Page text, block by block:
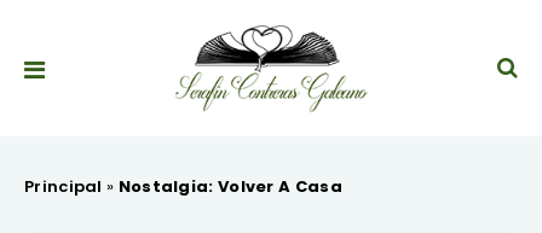
Principal » Nostalgia: Volver A Casa